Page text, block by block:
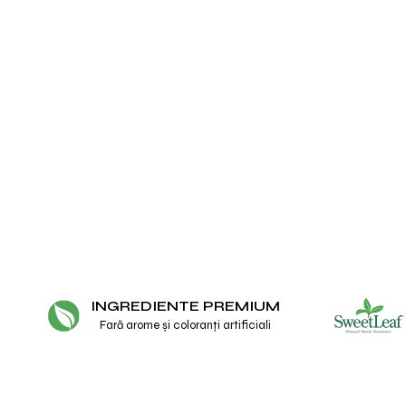
INGREDIENTE PREMIUM
Fară arome și coloranți artificiali